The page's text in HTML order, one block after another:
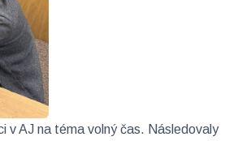
v AJ na téma volný čas. Následovaly